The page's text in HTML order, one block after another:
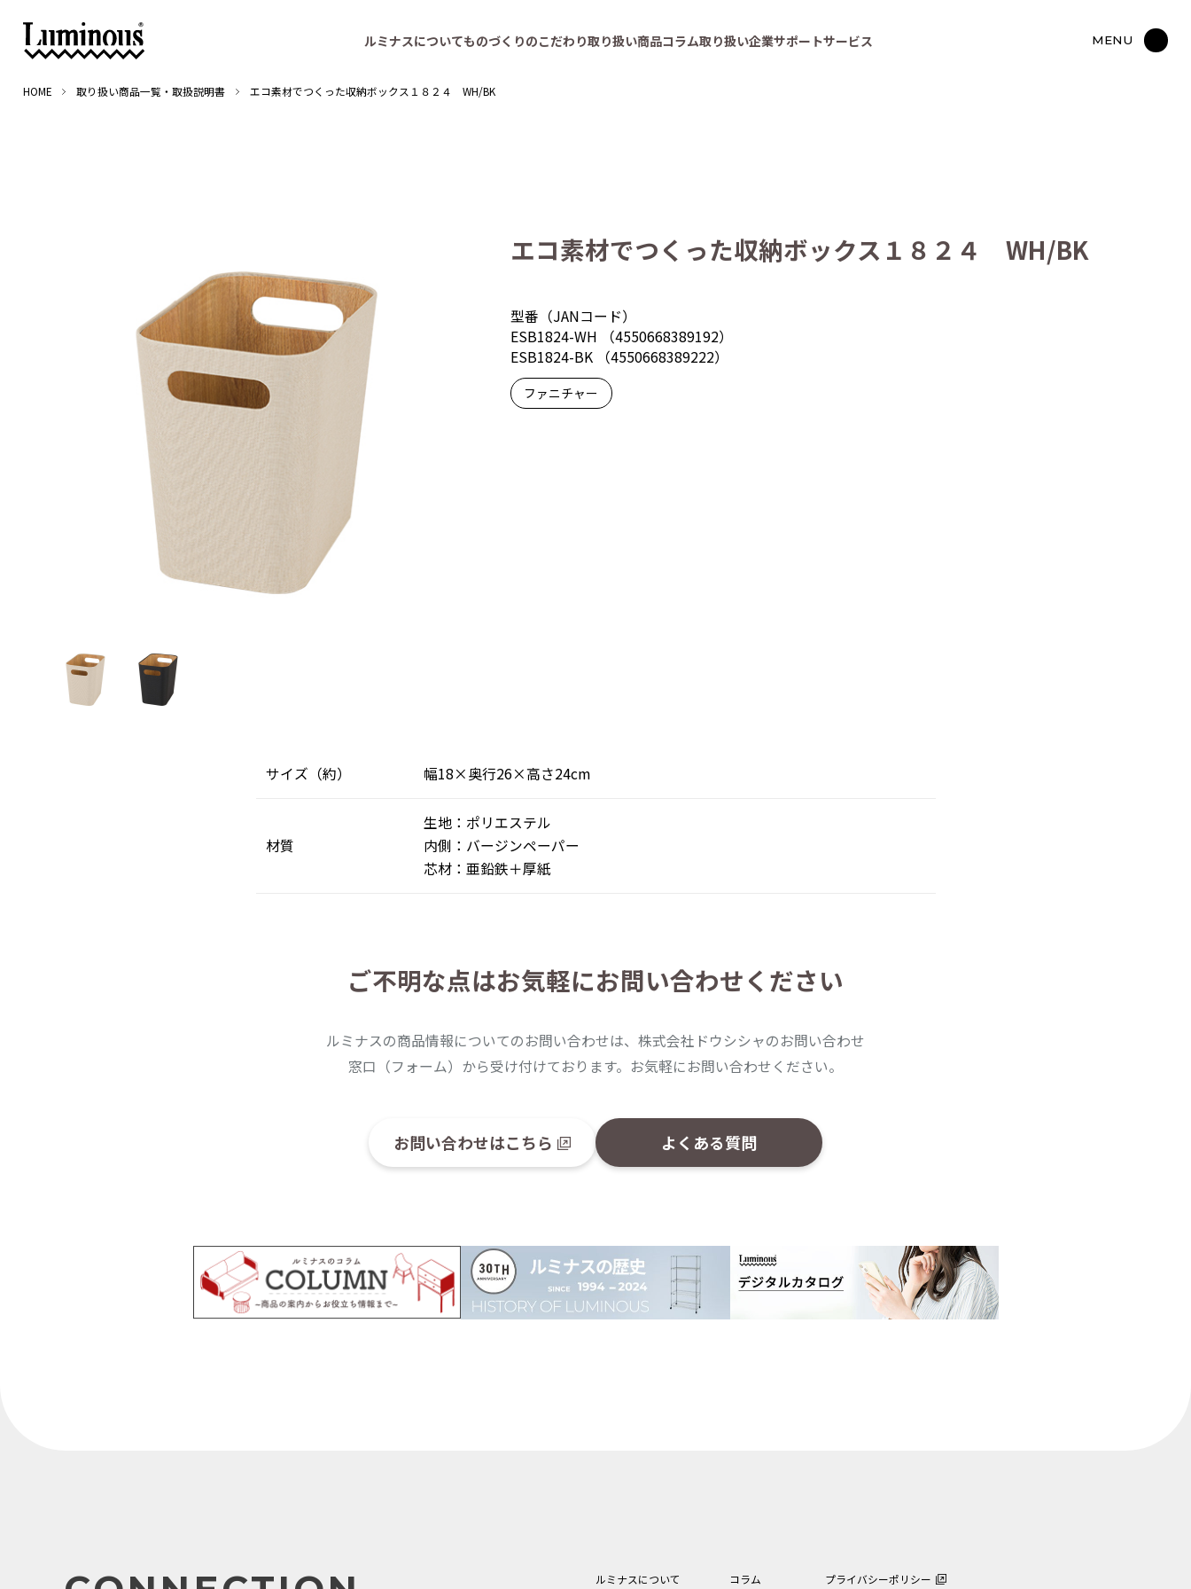
ルミナスについてものづくりのこだわり取り扱い商品コラム取り扱い企業サポートサービス MENU
HOME 取り扱い商品一覧・取扱説明書 エコ素材でつくった収納ボックス１８２４ WH/BK
エコ素材でつくった収納ボックス１８２４ WH/BK
型番（JANコード）
ESB1824-WH （4550668389192）
ESB1824-BK （4550668389222）
ファニチャー
サイズ（約） 幅18×奥行26×高さ24cm
材質
生地：ポリエステル
内側：バージンペーパー
芯材：亜鉛鉄＋厚紙
ご不明な点はお気軽にお問い合わせください
ルミナスの商品情報についてのお問い合わせは、株式会社ドウシシャのお問い合わせ
窓口（フォーム）から受け付けております。お気軽にお問い合わせください。
お問い合わせはこちら よくある質問
ルミナスについて コラム プライバシーポリシー